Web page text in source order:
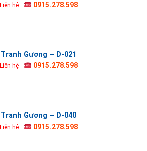
Liên hệ 0915.278.598
Tranh Gương – D-021
Liên hệ 0915.278.598
Tranh Gương – D-040
Liên hệ 0915.278.598